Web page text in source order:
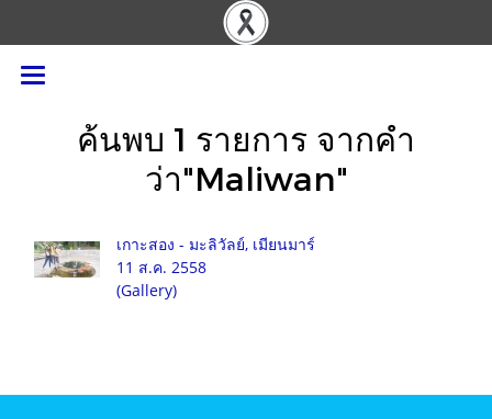
ค้นพบ 1 รายการ จากคำ
ว่า"Maliwan"
เกาะสอง - มะลิวัลย์, เมียนมาร์
11 ส.ค. 2558
(Gallery)